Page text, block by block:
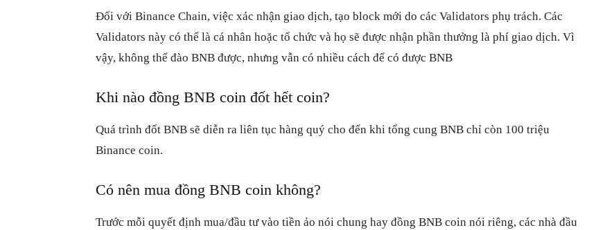
Đối với Binance Chain, việc xác nhận giao dịch, tạo block mới do các Validators phụ trách. Các
Validators này có thể là cá nhân hoặc tổ chức và họ sẽ được nhận phần thưởng là phí giao dịch. Vì
vậy, không thể đào BNB được, nhưng vẫn có nhiều cách để có được BNB
Khi nào đồng BNB coin đốt hết coin?
Quá trình đốt BNB sẽ diễn ra liên tục hàng quý cho đến khi tổng cung BNB chỉ còn 100 triệu
Binance coin.
Có nên mua đồng BNB coin không?
Trước mỗi quyết định mua/đầu tư vào tiền ảo nói chung hay đồng BNB coin nói riêng, các nhà đầu